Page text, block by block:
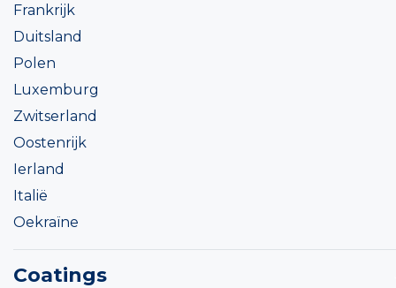
Frankrijk
Duitsland
Polen
Luxemburg
Zwitserland
Oostenrijk
Ierland
Italië
Oekraïne
Coatings